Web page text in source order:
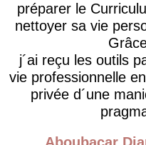
préparer le
nettoyer sa vie
j´ai reçu les outils
vie professionnelle
privée d´une